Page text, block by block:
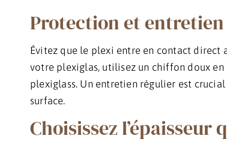
Protection et entretien
Évitez que le plexi entre en contact direct
votre plexiglas, utilisez un chiffon doux en
plexiglass. Un entretien régulier est
surface.
Choisissez